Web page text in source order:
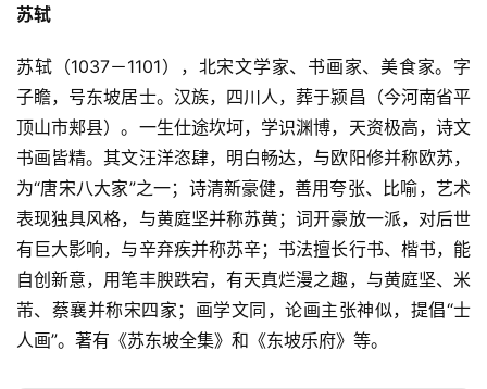
苏轼
苏轼（1037－1101），北宋文学家、书画家、美食家。字
子瞻，号东坡居士。汉族，四川人，葬于颍昌（今河南省平
顶山市郏县）。一生仕途坎坷，学识渊博，天资极高，诗文
书画皆精。其文汪洋恣肆，明白畅达，与欧阳修并称欧苏，
为“唐宋八大家”之一；诗清新豪健，善用夸张、比喻，艺术
表现独具风格，与黄庭坚并称苏黄；词开豪放一派，对后世
有巨大影响，与辛弃疾并称苏辛；书法擅长行书、楷书，能
自创新意，用笔丰腴跌宕，有天真烂漫之趣，与黄庭坚、米
芾、蔡襄并称宋四家；画学文同，论画主张神似，提倡“士
人画”。著有《苏东坡全集》和《东坡乐府》等。